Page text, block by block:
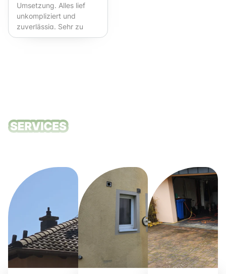
Umsetzung. Alles lief
unkompliziert und
zuverlässig. Sehr zu
empfehlen!